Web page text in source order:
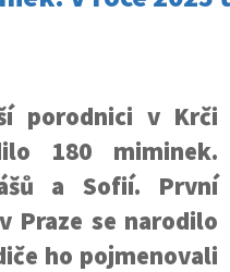
porodnici v Krči
180 miminek.
a Sofií. První
Praze se narodilo
ho pojmenovali